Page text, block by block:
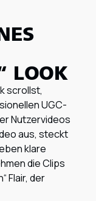
LOOK
scrollst,
UGC-
Nutzervideos
aus, steckt
klare
die Clips
Flair, der